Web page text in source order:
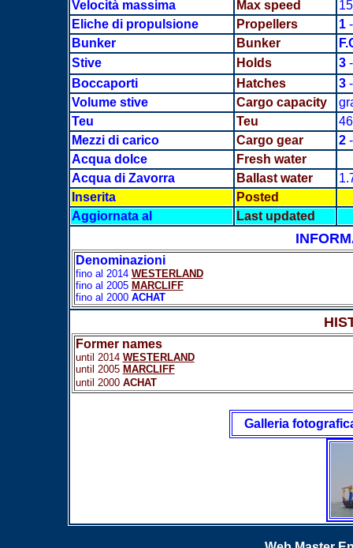
Velocità massima
Max speed
Eliche di propulsione
Propellers 1-
Bunker
Bunker
Stive
Holds 3-
Boccaporti
Hatches 3-
Volume stive
Cargo capacity
Teu
Teu
Mezzi di carico
Cargo gear 2-
Acqua dolce
Fresh water
Acqua di Zavorra
Ballast water
Inserita
Posted
Aggiornata al
Last updated
Denominazioni
fino al 2014 WESTERLAND
fino al 2005 MARCLIFF
fino al 2000ACHAT
Former names
until 2014 WESTERLAND
until 2005 MARCLIFF
until 2000ACHAT
Galleria